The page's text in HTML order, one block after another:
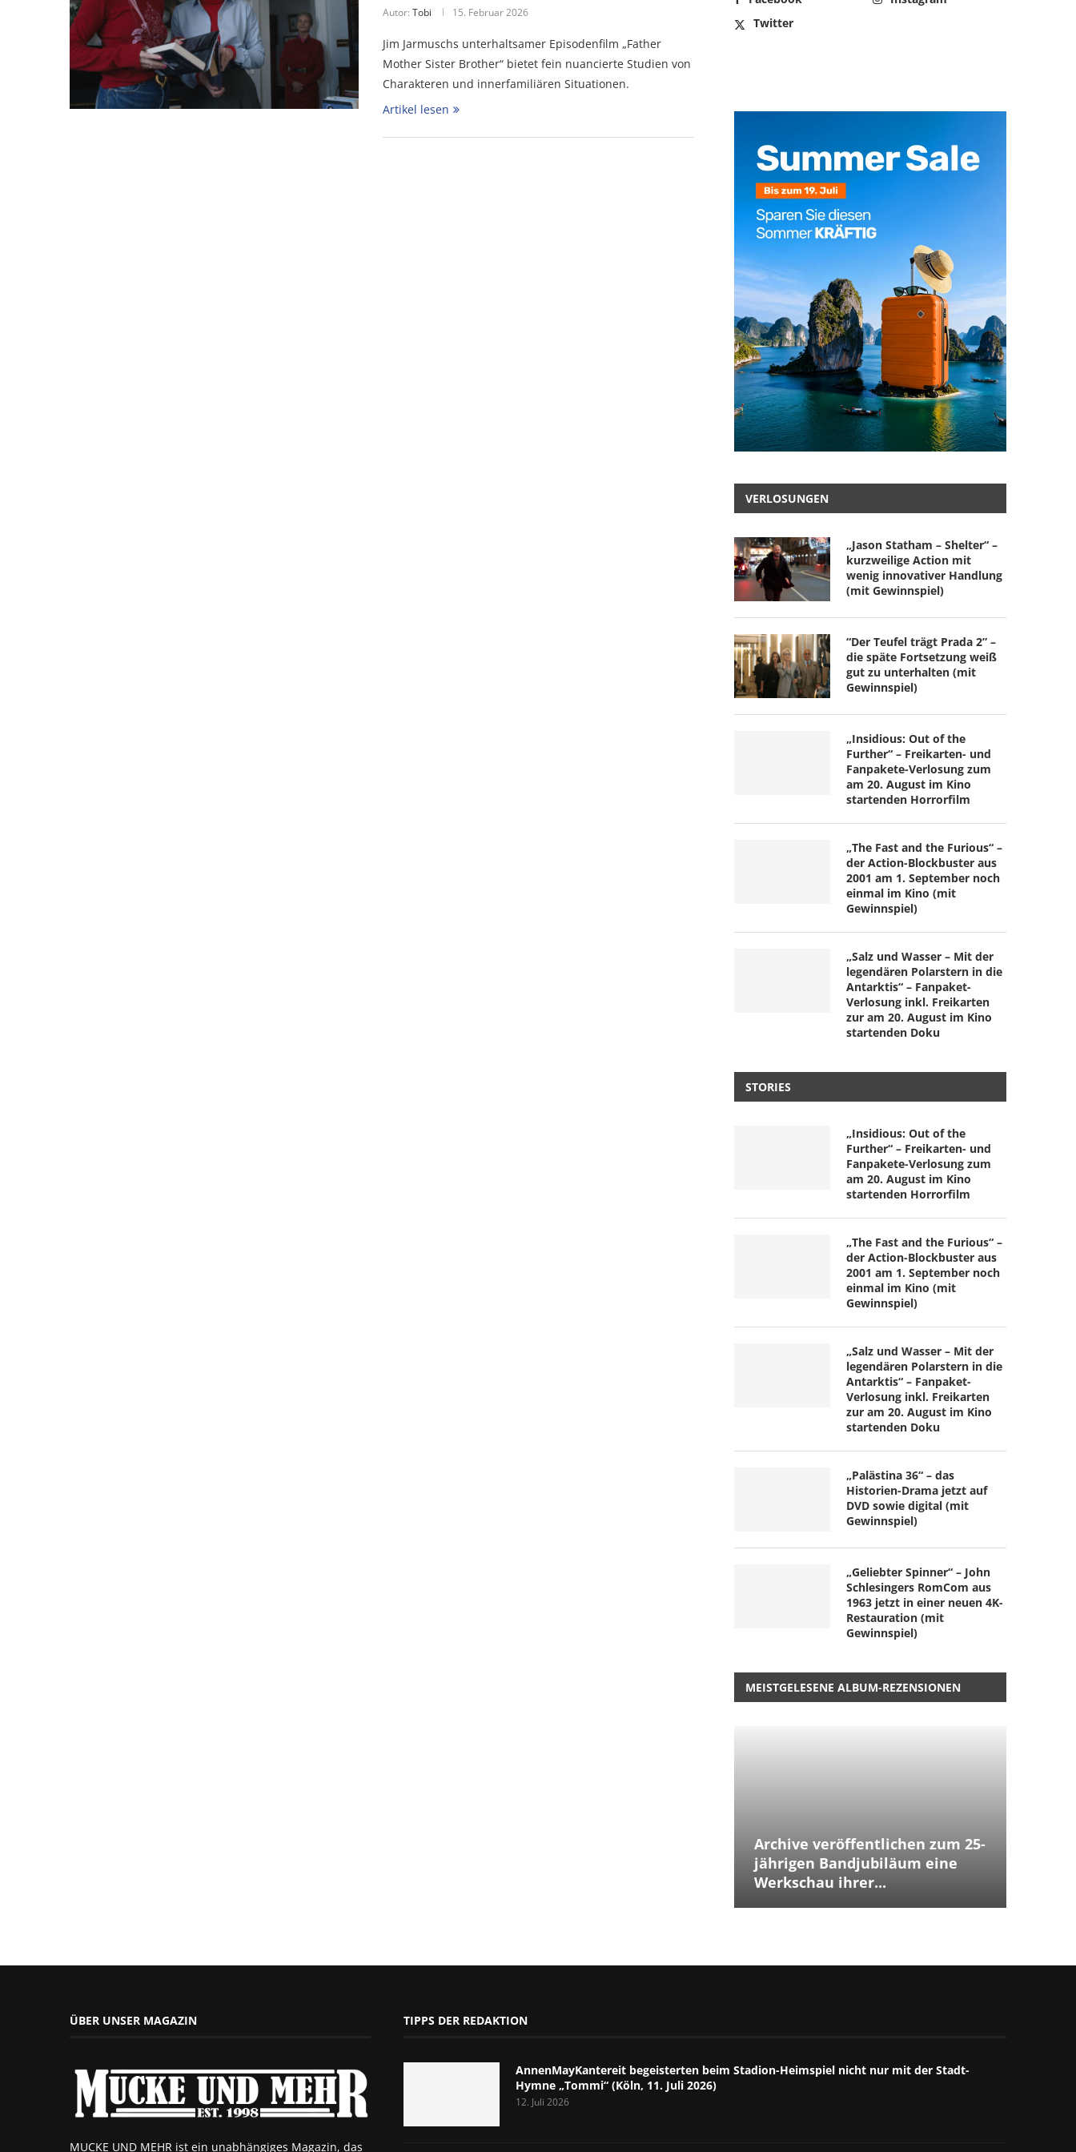
Autor: Tobi 15. Februar 2026
Jim Jarmuschs unterhaltsamer Episodenfilm „Father
Mother Sister Brother“ bietet fein nuancierte Studien von
Charakteren und innerfamiliären Situationen.
Artikel lesen
Twitter
VERLOSUNGEN
„Jason Statham – Shelter“ –
kurzweilige Action mit
wenig innovativer Handlung
(mit Gewinnspiel)
“Der Teufel trägt Prada 2” –
die späte Fortsetzung weiß
gut zu unterhalten (mit
Gewinnspiel)
„Insidious: Out of the
Further“ – Freikarten- und
Fanpakete-Verlosung zum
am 20. August im Kino
startenden Horrorfilm
„The Fast and the Furious“ –
der Action-Blockbuster aus
2001 am 1. September noch
einmal im Kino (mit
Gewinnspiel)
„Salz und Wasser – Mit der
legendären Polarstern in die
Antarktis“ – Fanpaket-
Verlosung inkl. Freikarten
zur am 20. August im Kino
startenden Doku
STORIES
„Insidious: Out of the
Further“ – Freikarten- und
Fanpakete-Verlosung zum
am 20. August im Kino
startenden Horrorfilm
„The Fast and the Furious“ –
der Action-Blockbuster aus
2001 am 1. September noch
einmal im Kino (mit
Gewinnspiel)
„Salz und Wasser – Mit der
legendären Polarstern in die
Antarktis“ – Fanpaket-
Verlosung inkl. Freikarten
zur am 20. August im Kino
startenden Doku
„Palästina 36“ – das
Historien-Drama jetzt auf
DVD sowie digital (mit
Gewinnspiel)
„Geliebter Spinner“ – John
Schlesingers RomCom aus
1963 jetzt in einer neuen 4K-
Restauration (mit
Gewinnspiel)
MEISTGELESENE ALBUM-REZENSIONEN
Archive veröffentlichen zum 25-
jährigen Bandjubiläum eine
Werkschau ihrer...
ÜBER UNSER MAGAZIN
MUCKE UND MEHR ist ein unabhängiges Magazin, das
TIPPS DER REDAKTION
AnnenMayKantereit begeisterten beim Stadion-Heimspiel nicht nur mit der Stadt-
Hymne „Tommi“ (Köln, 11. Juli 2026)
12. Juli 2026